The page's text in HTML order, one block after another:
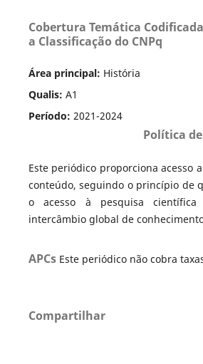
Cobertura Temática
a Classificação do CNPq
Área principal: História
Qualis: A1
Período: 2021-2024
Política
Este periódico proporciona acesso
conteúdo, seguindo o princípio de
o acesso à pesquisa
intercâmbio global de
APCs Este periódico não cobra
Compartilhar